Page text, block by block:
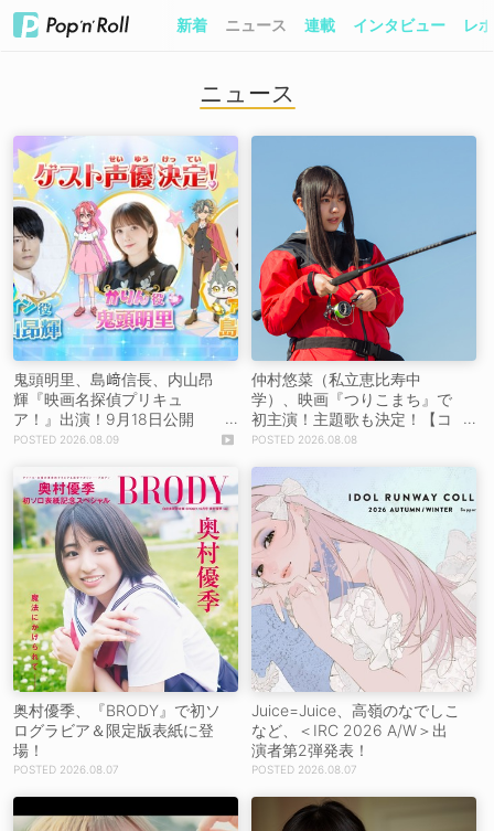
新着 ニュース 連載 インタビュー レ
ニュース
鬼頭明里、島﨑信長、内山昂
輝『映画名探偵プリキュ
ア！』出演！9月18日公開
【コメントあり】
2026.08.09
仲村悠菜（私立恵比寿中
学）、映画『つりこまち』で
初主演！主題歌も決定！【コ
メントあり】
2026.08.08
奥村優季、『BRODY』で初ソ
ログラビア＆限定版表紙に登
場！
2026.08.07
Juice=Juice、高嶺のなでしこ
など、＜IRC 2026 A/W＞出
演者第2弾発表！
2026.08.07